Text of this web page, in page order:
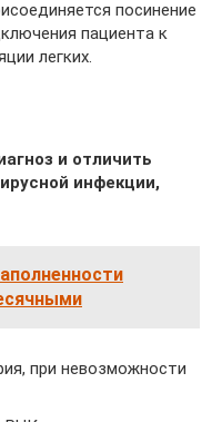
посинение
пациента к
легких.
и отличить
инфекции,
при невозможности